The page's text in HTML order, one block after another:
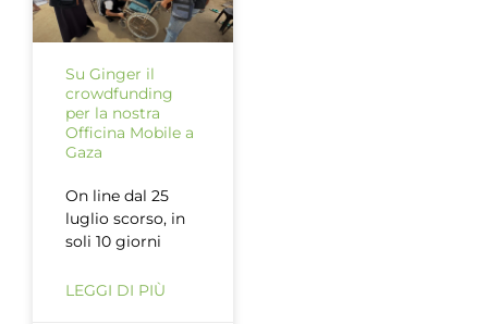
Su Ginger il
crowdfunding
per la nostra
Officina Mobile a
Gaza
On line dal 25
luglio scorso, in
soli 10 giorni
LEGGI DI PIÙ